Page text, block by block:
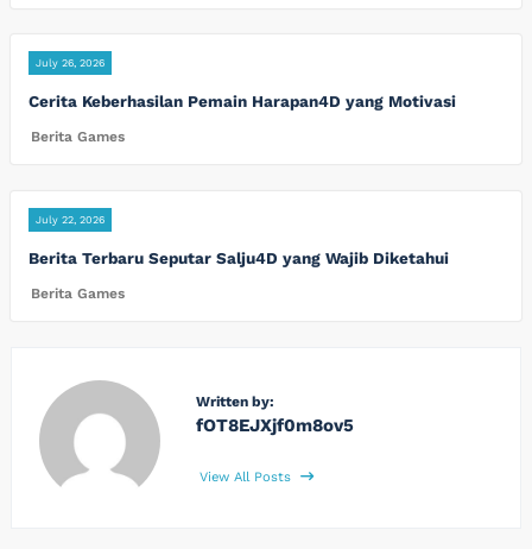
July 26, 2026
Cerita Keberhasilan Pemain Harapan4D yang Motivasi
Berita Games
July 22, 2026
Berita Terbaru Seputar Salju4D yang Wajib Diketahui
Berita Games
Written by:
fOT8EJXjf0m8ov5
View All Posts